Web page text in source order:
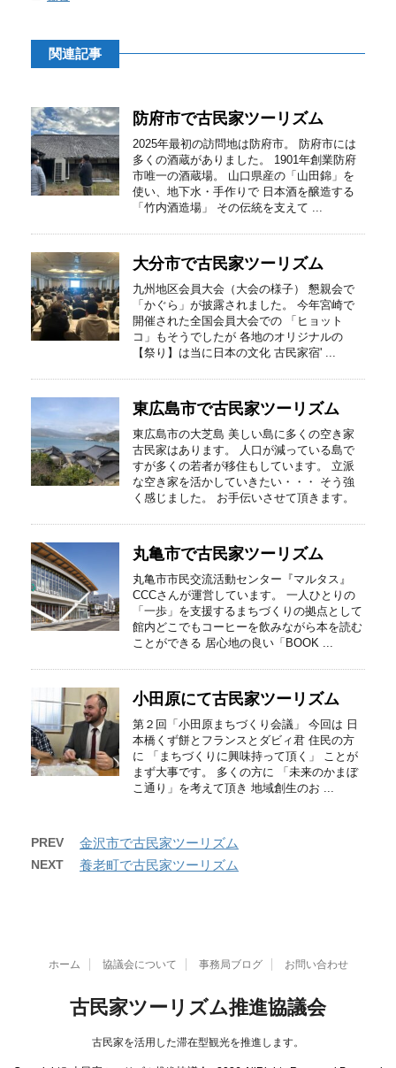
関連記事
防府市で古民家ツーリズム
2025年最初の訪問地は防府市。 防府市には
多くの酒蔵がありました。 1901年創業防府
市唯一の酒蔵場。 山口県産の「山田錦」を
使い、地下水・手作りで 日本酒を醸造する
「竹内酒造場」 その伝統を支えて ...
大分市で古民家ツーリズム
九州地区会員大会（大会の様子） 懇親会で
「かぐら」が披露されました。 今年宮崎で
開催された全国会員大会での 「ヒョット
コ」もそうでしたが 各地のオリジナルの
【祭り】は当に日本の文化 古民家宿' ...
東広島市で古民家ツーリズム
東広島市の大芝島 美しい島に多くの空き家
古民家はあります。 人口が減っている島で
すが多くの若者が移住もしています。 立派
な空き家を活かしていきたい・・・ そう強
く感じました。 お手伝いさせて頂きます。
丸亀市で古民家ツーリズム
丸亀市市民交流活動センター『マルタス』
CCCさんが運営しています。 一人ひとりの
「一歩」を支援するまちづくりの拠点として
館内どこでもコーヒーを飲みながら本を読む
ことができる 居心地の良い「BOOK ...
小田原にて古民家ツーリズム
第２回「小田原まちづくり会議」 今回は 日
本橋くず餅とフランスとダビィ君 住民の方
に 「まちづくりに興味持って頂く」 ことが
まず大事です。 多くの方に 「未来のかまぼ
こ通り」を考えて頂き 地域創生のお ...
PREV 金沢市で古民家ツーリズム
NEXT 養老町で古民家ツーリズム
ホーム 協議会について 事務局ブログ お問い合わせ
古民家ツーリズム推進協議会
古民家を活用した滞在型観光を推進します。